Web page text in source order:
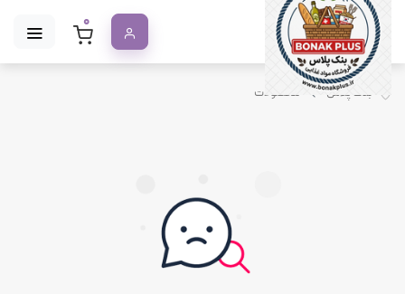
0
بنک پلاس محصولات